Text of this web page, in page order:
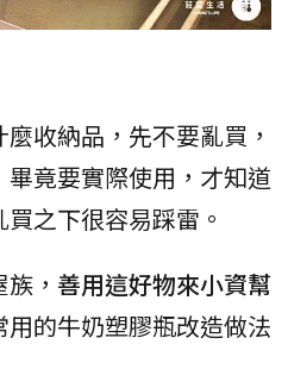
收納品，先不要亂買，
竟要實際使用，才知道
之下很容易踩雷。
， 善用這好物來小資幫
用的牛奶塑膠瓶改造做法